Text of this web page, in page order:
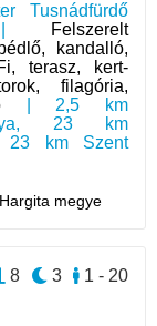
Tusnádfürdő
|
Felszerelt
kandalló,
terasz, kert-
filagória,
| 2,5 km
23 km
23 km Szent
Hargita megye
1 - 20
3
8